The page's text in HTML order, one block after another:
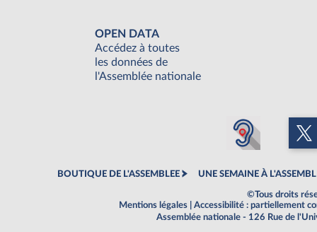
OPEN DATA
Accédez à toutes
les données de
l'Assemblée nationale
BOUTIQUE DE L'ASSEMBLEE UNE SEMAINE À
©Tous droits
Mentions légales
Accessibilité : partiellement
Assemblée nationale - 126 Rue de